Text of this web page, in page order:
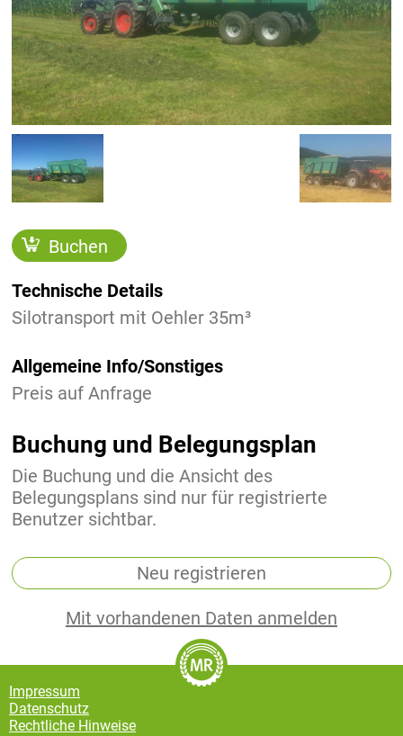
Buchen
Technische Details
Silotransport mit Oehler 35m³
Allgemeine Info/Sonstiges
Preis auf Anfrage
Buchung und Belegungsplan
Die Buchung und die Ansicht des
Belegungsplans sind nur für registrierte
Benutzer sichtbar.
Neu registrieren
Mit vorhandenen Daten anmelden
Impressum
Datenschutz
Rechtliche Hinweise